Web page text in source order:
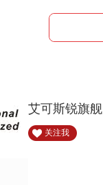
艾可斯锐旗
关注我